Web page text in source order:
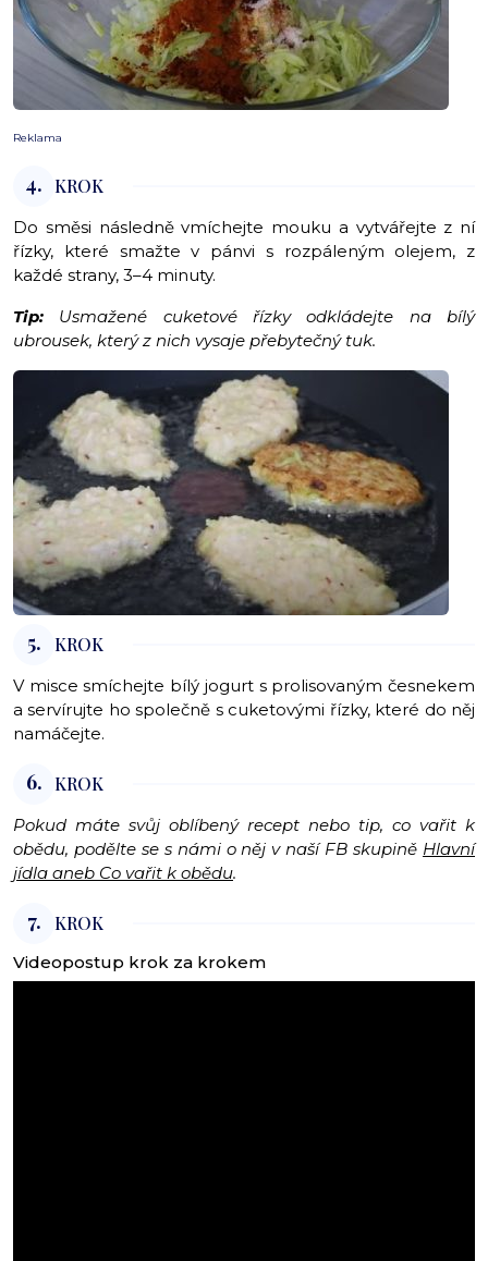
Reklama
4. KROK
Do směsi následně vmíchejte mouku a vytvářejte z ní
řízky, které smažte v pánvi s rozpáleným olejem, z
každé strany, 3–4 minuty.
Tip: Usmažené cuketové řízky odkládejte na bílý
ubrousek, který z nich vysaje přebytečný tuk.
5. KROK
V misce smíchejte bílý jogurt s prolisovaným česnekem
a servírujte ho společně s cuketovými řízky, které do něj
namáčejte.
6. KROK
Pokud máte svůj oblíbený recept nebo tip, co vařit k
obědu, podělte se s námi o něj v naší FB skupině Hlavní
jídla aneb Co vařit k obědu.
7. KROK
Videopostup krok za krokem